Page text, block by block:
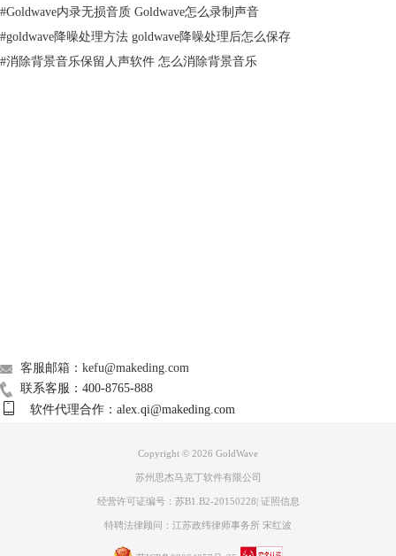
在其中设置为“使用剪贴板”。这样就将剪贴板上的噪音模板应用到全部的
#Goldwave内录无损音质 Goldwave怎么录制声音
#goldwave降噪处理方法 goldwave降噪处理后怎么保存
#消除背景音乐保留人声软件 怎么消除背景音乐
客服邮箱：kefu@makeding.com
联系客服：400-8765-888
软件代理合作：alex.qi@makeding.com
Copyright © 2026 GoldWave
苏州思杰马克丁软件有限公司
经营许可证编号：苏B1.B2-20150228| 证照信息
特聘法律顾问：江苏政纬律师事务所 宋红波